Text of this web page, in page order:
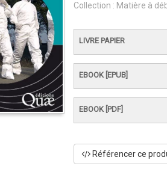
Collection : Matière à
LIVRE PAPIER
EBOOK [EPUB]
EBOOK [PDF]
Référencer ce